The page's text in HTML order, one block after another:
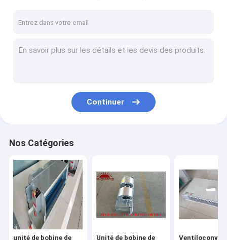
Visite d'usine
Ventiloconvecteur encastré au plafond
Unité de bobine de fan de position de plancher
Unité de bobine de fan de cassette
Continuer
Nos Catégories
unité de bobine de Unité de bobine de